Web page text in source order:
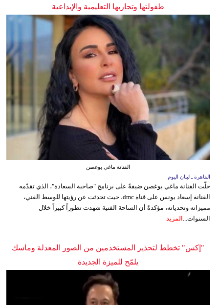
طفولتها وتجاربها التعليمية والإبداعية
الفنانة ماغي بوغصن
القاهرة ـ لبنان اليوم
حلّت الفنانة ماغي بوغصن ضيفةً على برنامج "صاحبة السعادة"، الذي تقدّمه
الفنانة إسعاد يونس على قناة dmc، حيث تحدثت عن رؤيتها للوسط الفني،
مميزاته وتحدياته، مؤكدةً أن الساحة الفنية شهدت تطوراً كبيراً خلال
السنوات... المزيد
"إكس" تخطط لتحذير المستخدمين من الصور المعدلة وماسك
يلمّح للميزة الجديدة